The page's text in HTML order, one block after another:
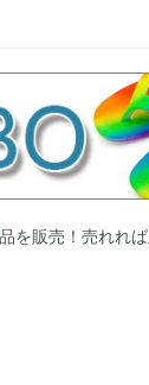
販売！売れれば